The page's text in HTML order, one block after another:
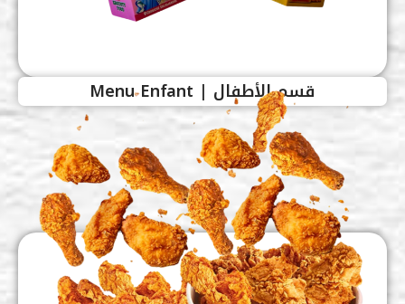
قسم الأطفال | Menu Enfant